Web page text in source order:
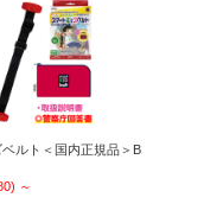
ルト＜国内正規品＞B
～